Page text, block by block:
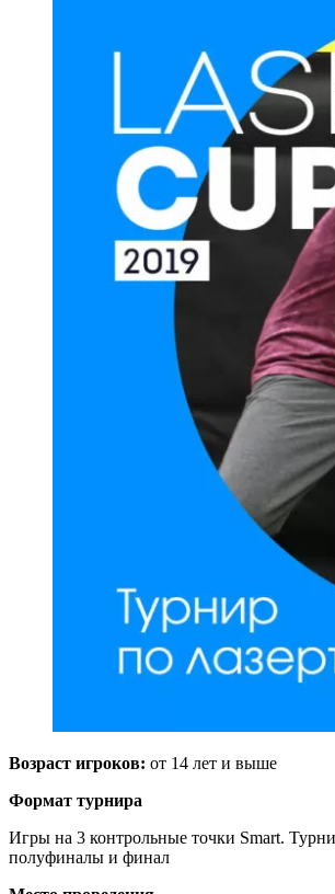
Возраст игроков: от 14 лет и выше
Формат турнира
Игры на 3 контрольные точки Smart.
полуфиналы и финал